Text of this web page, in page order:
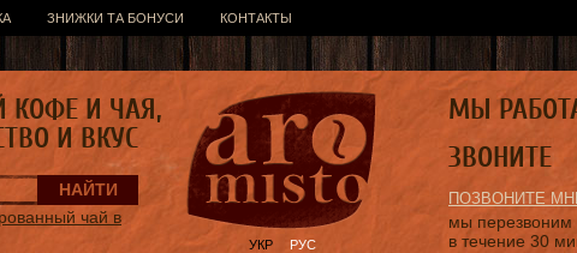
ЗНИЖКИ ТА БОНУСИ КОНТАКТЫ
УКР РУС
чай в
ПОЗВОНИТЕ
мы перезвоним
в течение 30
КОФЕ И ЧАЯ,
И ВКУС
МЫ
ЗВОНИТЕ